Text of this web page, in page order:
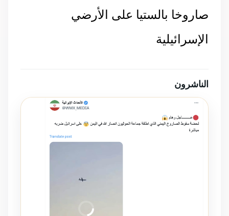
صاروخا بالستيا على الأرضي
الإسرائيلية
الناشرون